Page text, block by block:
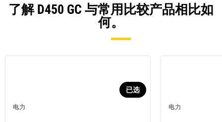
了解 D450 GC 与常用比较产品相比如
何。
电力
已选
电力